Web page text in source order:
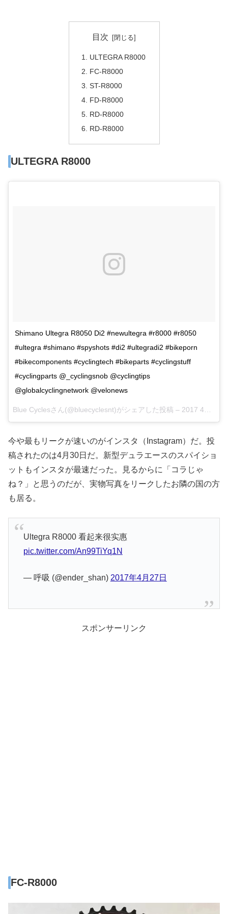
目次
ULTEGRA R8000
FC-R8000
ST-R8000
FD-R8000
RD-R8000
RD-R8000
ULTEGRA R8000
Shimano Ultegra R8050 Di2 #newultegra #r8000 #r8050
#ultegra #shimano #spyshots #di2 #ultegradi2 #bikeporn
#bikecomponents #cyclingtech #bikeparts #cyclingstuff
#cyclingparts @_cyclingsnob @cyclingtips
@globalcyclingnetwork @velonews
Blue Cyclesさん(@bluecyclesnt)がシェアした投稿 – 2017 4月 30 1:31午前 PDT
今や最もリークが速いのがインスタ（Instagram）だ。投
稿されたのは4月30日だ。新型デュラエースのスパイショ
ットもインスタが最速だった。見るからに「コラじゃ
ね？」と思うのだが、実物写真をリークしたお隣の国の方
も居る。
Ultegra R8000 看起来很实惠
pic.twitter.com/An99TiYq1N
— 呼吸 (@ender_shan) 2017年4月27日
スポンサーリンク
FC-R8000